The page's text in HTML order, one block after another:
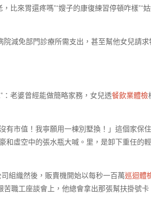
比來胃還疼嗎”“嫂子的康復練習停頓咋樣”“
減免部門診療所需支出，甚至幫他女兒請求
：老婆曾經能做簡略家務，女兒透餐飲業體檢
有市值！我寧願用一棟別墅換！」這個家保住
和虛空中的張水瓶大喊。里，是卸下重任的輕
組織然後，販賣機開始以每秒一百萬巡迴體
職工座談會上，他總會拿出那張幫扶掛號卡